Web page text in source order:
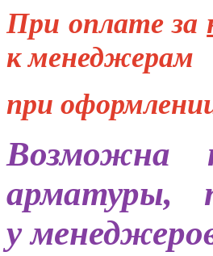
При оплате за
к менеджерам
при
Возможна
арматуры,
у